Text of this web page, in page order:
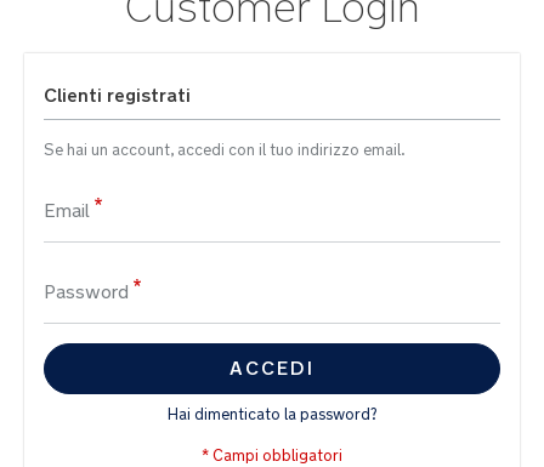
Clienti registrati
Se hai un account, accedi con il tuo indirizzo email.
Email
Password
ACCEDI
Hai dimenticato la password?